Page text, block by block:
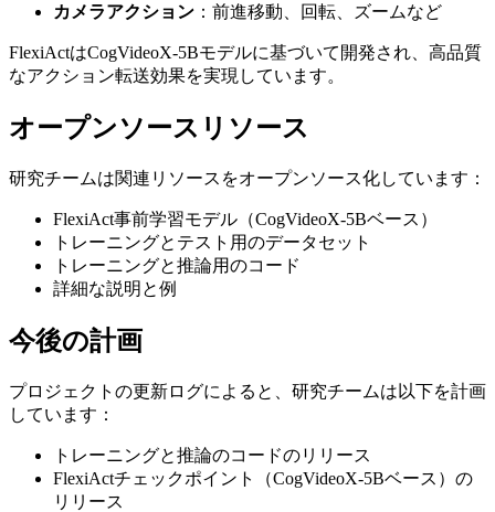
カメラアクション ：前進移動、回転、ズームなど
FlexiActはCogVideoX-5Bモデルに基づいて開発され、高品質
なアクション転送効果を実現しています。
オープンソースリソース
研究チームは関連リソースをオープンソース化しています：
FlexiAct事前学習モデル（CogVideoX-5Bベース）
トレーニングとテスト用のデータセット
トレーニングと推論用のコード
詳細な説明と例
今後の計画
プロジェクトの更新ログによると、研究チームは以下を計画
しています：
トレーニングと推論のコードのリリース
FlexiActチェックポイント（CogVideoX-5Bベース）の
リリース